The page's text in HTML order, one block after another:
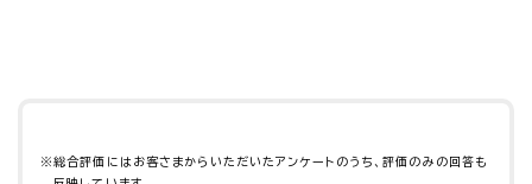
※総合評価にはお客さまからいただいたアンケートのうち、評価のみの回答も